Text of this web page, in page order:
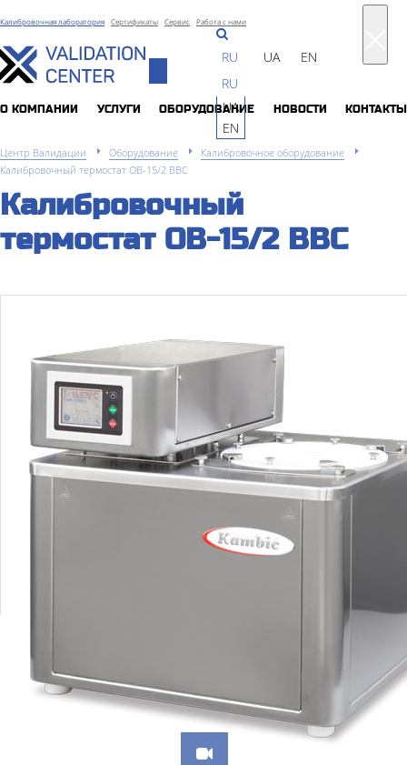
Калибровочная лаборатория Сертификаты Сервис Работа с нами
RU UA
EN
RU
UA
EN
navigation
О КОМПАНИИ УСЛУГИ ОБОРУДОВАНИЕ НОВОСТИ КОНТАКТЫ
Центр Валидации Оборудование
Калибровочное оборудование
Калибровочный термостат OB-15/2 BBC
Калибровочный
термостат OB-15/2 BBC